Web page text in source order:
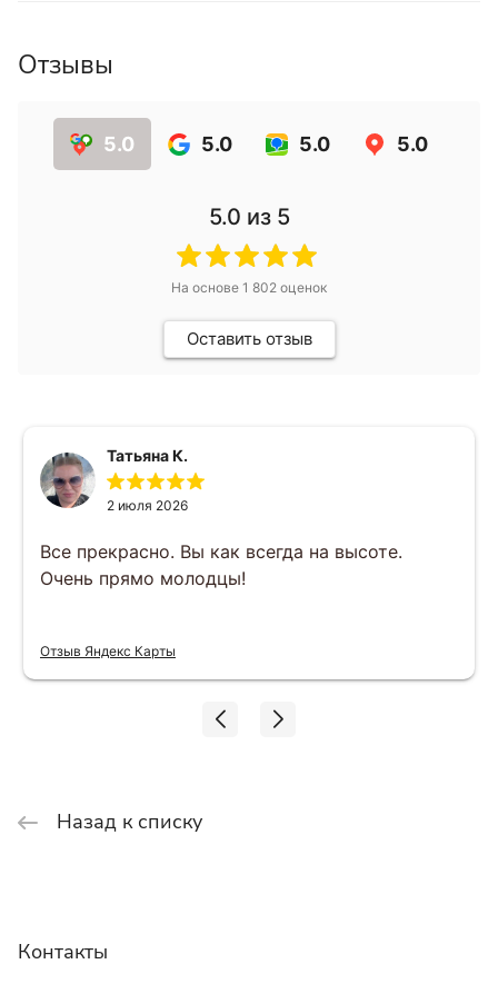
Отзывы
5.0 5.0 5.0 5.0
5.0 из 5
На основе 1 802 оценок
Оставить отзыв
Татьяна К.
2 июля 2026
Все прекрасно. Вы как всегда на высоте.
Очень прямо молодцы!
Отзыв Яндекс Карты
Назад к списку
Контакты